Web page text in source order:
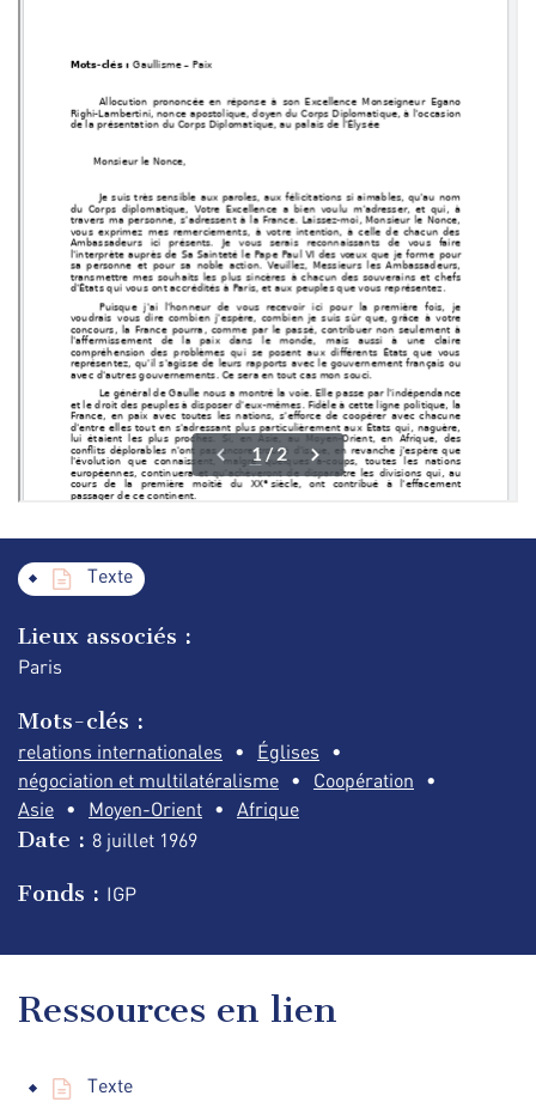
Texte
Lieux associés :
Paris
Mots-clés :
relations internationales
Églises
négociation et multilatéralisme
Coopération
Asie
Moyen-Orient Afrique
Date : 8 juillet 1969
Fonds : IGP
Ressources en lien
Texte